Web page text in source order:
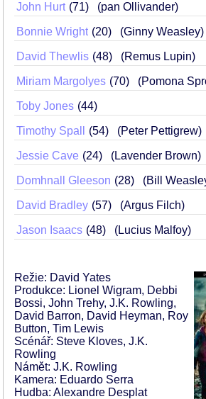
John Hurt 71 (pan Ollivander)
Bonnie Wright 20 (Ginny Weasley)
David Thewlis 48 (Remus Lupin)
Miriam Margolyes 70 (Pomona
Toby Jones 44
Timothy Spall 54 (Peter Pettigrew)
Jessie Cave 24 (Lavender Brown)
Domhnall Gleeson 28 (Bill
David Bradley 57 (Argus Filch)
Jason Isaacs 48 (Lucius Malfoy)
Režie: David Yates
Produkce: Lionel Wigram, Debbi
Bossi, John Trehy, J.K. Rowling,
David Barron, David Heyman, Roy
Button, Tim Lewis
Scénář: Steve Kloves, J.K.
Rowling
Námět: J.K. Rowling
Kamera: Eduardo Serra
Hudba: Alexandre Desplat